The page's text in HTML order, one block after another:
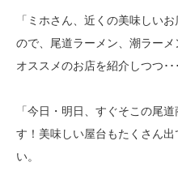
「ミホさん、近くの美味しい
ので、尾道ラーメン、潮ラー
オススメのお店を紹介しつつ･･･
「今日・明日、すぐそこの尾
す！美味しい屋台もたくさん
い。